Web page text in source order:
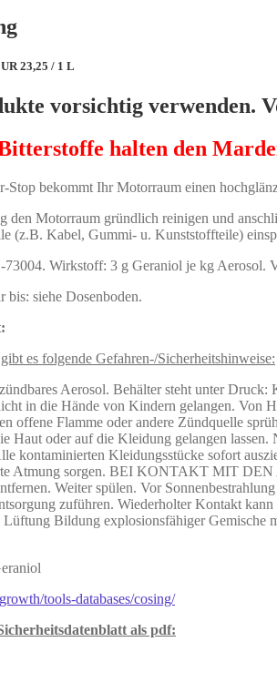
23,25 / 1 L
vorsichtig verwenden.
halten den
bekommt Ihr Motorraum einen
den Motorraum gründlich reinigen und
(z.B. Kabel, Gummi- u. Kunststoffteile)
Wirkstoff: 3 g Geraniol je kg Aerosol.
bis: siehe Dosenboden.
es folgende Gefahren-/Sicherheitshinweise:
Aerosol. Behälter steht unter
in die Hände von Kindern gelangen. Von
offene Flamme oder andere Zündquelle
Haut oder auf die Kleidung gelangen
kontaminierten Kleidungsstücke sofort
Atmung sorgen. BEI KONTAKT MIT DEN
Weiter spülen. Vor
zuführen. Wiederholter Kontakt
Lüftung Bildung explosionsfähiger Gemische
tools-databases/cosing/
als pdf: